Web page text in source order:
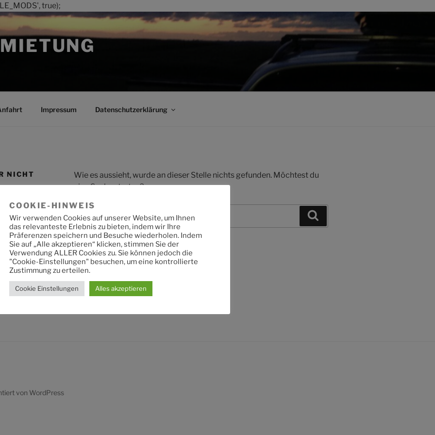
true);
Impressum Datenschutzerklärung
NICHT
Wie es aussieht, wurde an dieser Stelle nichts gefunden. Möchtest du
eine Suche starten?
Suche
nach:
von WordPress
COOKIE-HINWEIS
Wir verwenden Cookies auf unserer Website, um Ihnen
das relevanteste Erlebnis zu bieten, indem wir Ihre
Präferenzen speichern und Besuche wiederholen. Indem
Sie auf „Alle akzeptieren“ klicken, stimmen Sie der
Verwendung ALLER Cookies zu. Sie können jedoch die
"Cookie-Einstellungen" besuchen, um eine kontrollierte
Zustimmung zu erteilen.
Cookie Einstellungen Alles akzeptieren